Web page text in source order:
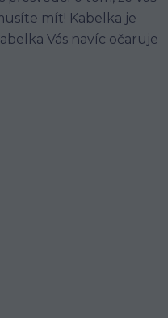
mít! Kabelka je
Vás navíc očaruje